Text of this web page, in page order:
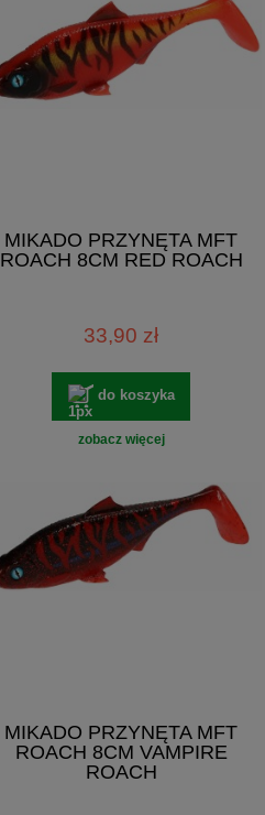
MIKADO PRZYNĘTA MFT
ROACH 8CM RED ROACH
33,90 zł
do koszyka
zobacz więcej
MIKADO PRZYNĘTA MFT
ROACH 8CM VAMPIRE
ROACH